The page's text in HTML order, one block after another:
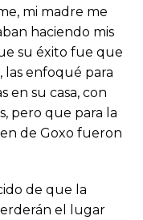
mi madre me
haciendo mis
su éxito fue que
las enfoqué para
en su casa, con
pero que para la
de Goxo fueron
de que la
el lugar